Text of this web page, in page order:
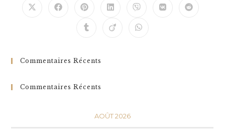
Commentaires Récents
Commentaires Récents
AOÛT 2026